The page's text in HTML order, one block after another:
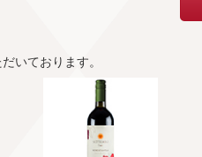
いております。